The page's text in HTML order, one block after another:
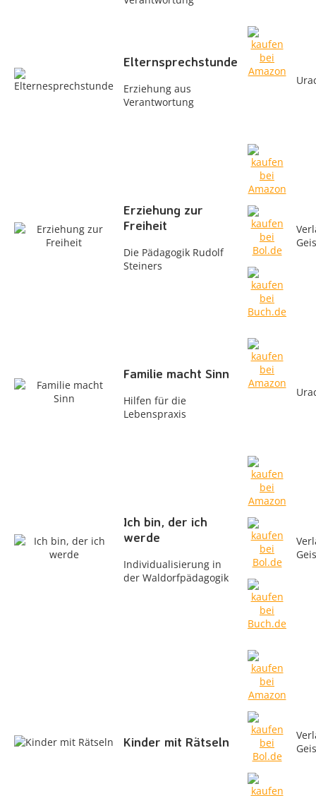
Elternsprechstunde
Erziehung aus
Verantwortung
Erziehung zur
Freiheit
Die Pädagogik Rudolf
Steiners
Familie macht Sinn
Hilfen für die
Lebenspraxis
Ich bin, der ich
werde
Individualisierung in
der Waldorfpädagogik
Kinder mit Rätseln